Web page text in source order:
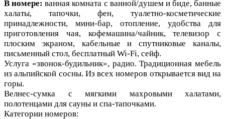
В номере: ванная комната с ванной/душем и биде, банные
халаты, тапочки, фен, туалетно-косметические
принадлежности, мини-бар, отопление, удобства для
приготовления чая, кофемашина/чайник, телевизор с
плоским экраном, кабельные и спутниковые каналы,
письменный стол, бесплатный Wi-Fi, сейф.
Услуга «звонок-будильник», радио. Традиционная мебель
из альпийской сосны. Из всех номеров открывается вид на
горы.
Велнес-сумка с мягкими махровыми халатами,
полотенцами для сауны и спа-тапочками.
Категории номеров: